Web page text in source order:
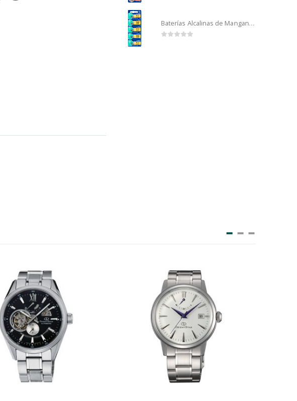
Baterías Alcalinas de Manganeso Murata 192 (5u)